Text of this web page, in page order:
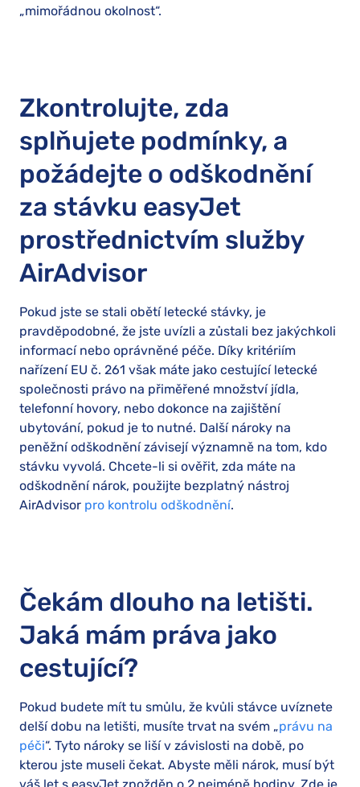
„mimořádnou okolnost“.
Zkontrolujte, zda
splňujete podmínky, a
požádejte o odškodnění
za stávku easyJet
prostřednictvím služby
AirAdvisor
Pokud jste se stali obětí letecké stávky, je
pravděpodobné, že jste uvízli a zůstali bez jakýchkoli
informací nebo oprávněné péče. Díky kritériím
nařízení EU č. 261 však máte jako cestující letecké
společnosti právo na přiměřené množství jídla,
telefonní hovory, nebo dokonce na zajištění
ubytování, pokud je to nutné. Další nároky na
peněžní odškodnění závisejí významně na tom, kdo
stávku vyvolá. Chcete-li si ověřit, zda máte na
odškodnění nárok, použijte bezplatný nástroj
AirAdvisor pro kontrolu odškodnění.
Čekám dlouho na letišti.
Jaká mám práva jako
cestující?
Pokud budete mít tu smůlu, že kvůli stávce uvíznete
delší dobu na letišti, musíte trvat na svém „právu na
péči“. Tyto nároky se liší v závislosti na době, po
kterou jste museli čekat. Abyste měli nárok, musí být